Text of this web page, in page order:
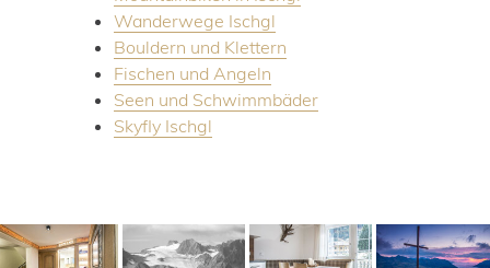
Wanderwege Ischgl
Bouldern und Klettern
Fischen und Angeln
Seen und Schwimmbäder
Skyfly Ischgl